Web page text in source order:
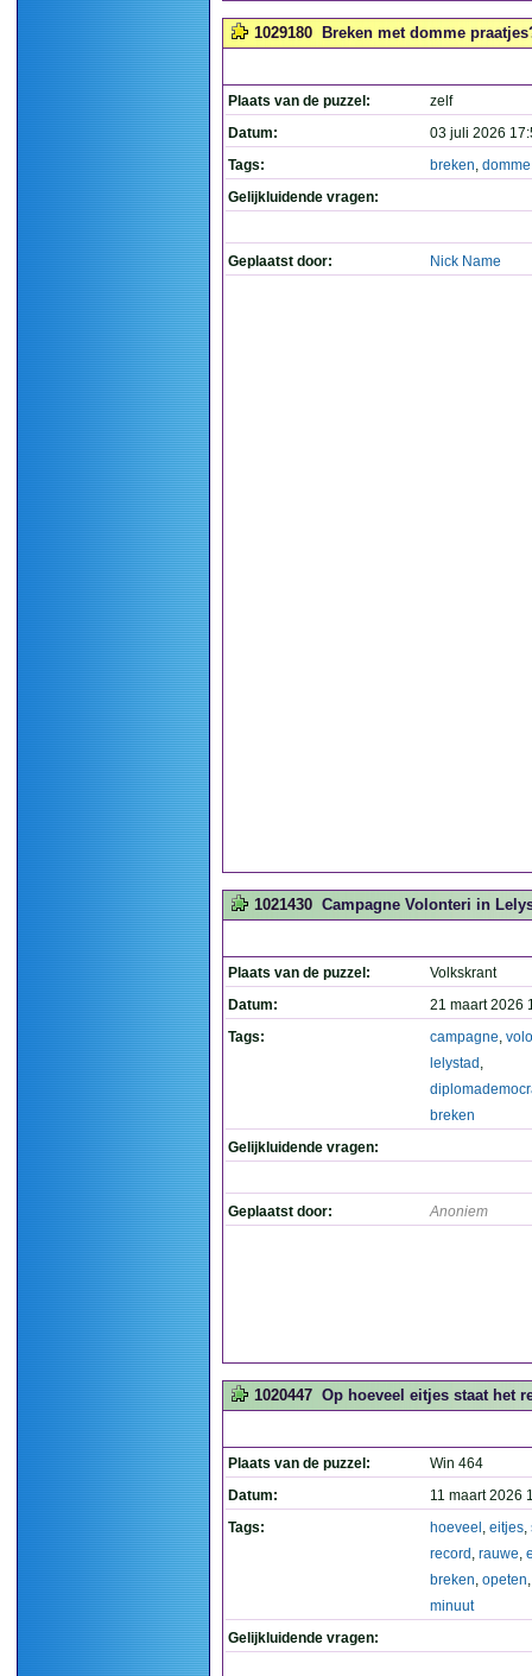
1029180 Breken met domme
Plaats van de puzzel:
zelf
Datum:
03 juli 2026
Tags:
breken, domme
Gelijkluidende vragen:
Geplaatst door: Nick Name
1021430 Campagne Volonteri in
Plaats van de puzzel:
Volkskrant
Datum:
21 maart 2026
Tags:
campagne,
lelystad ,
breken
Gelijkluidende vragen:
Geplaatst door: Anoniem
1020447 Op hoeveel eitjes staat het
Plaats van de puzzel:
Win 464
Datum:
11 maart 2026
Tags:
hoeveel , eitjes,
record , rauwe,
breken, opeten
minuut
Gelijkluidende vragen: